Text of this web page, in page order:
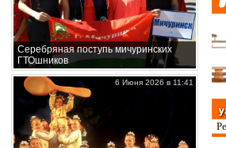
Серебряная поступь мичуринских
ГТОшников
6 Июня 2026 в 11:41